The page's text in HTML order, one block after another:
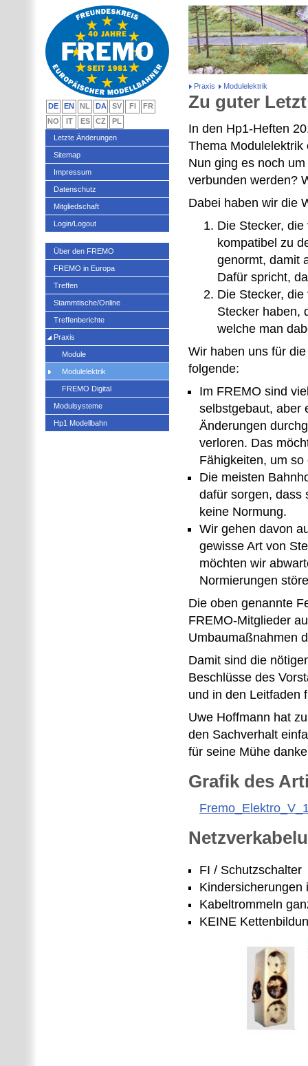
Praxis Modulelektrik
Zu guter Letzt
In den Hp1-Heften
Thema Modulelektrik
Nun ging es noch
verbunden werden?
Dabei haben wir die
Die Stecker,
kompatibel zu
genormt, damit
Dafür spricht,
Die Stecker,
Stecker haben,
welche man
Wir haben uns für
folgende:
Im FREMO sind
selbstgebaut, aber
Änderungen
verloren. Das
Fähigkeiten, um
Die meisten
dafür sorgen, dass
keine Normung.
Wir gehen davon
gewisse Art von
möchten wir
Normierungen
Die oben genannte
FREMO-Mitglieder
Umbaumaßnahmen
Damit sind die
Beschlüsse des
und in den Leitfaden
Uwe Hoffmann hat
den Sachverhalt
für seine Mühe
Grafik des
FI / Schutzschalter
Kindersicherungen
Kabeltrommeln
KEINE
DE EN NL DA SV FI
FR
NO
IT ES CZ
PL
Letzte Änderungen
Sitemap
Impressum
Datenschutz
Mitgliedschaft
Login/Logout
Über den FREMO
FREMO in Europa
Treffen
Stammtische/Online
Treffenberichte
Praxis
Module
Modulelektrik
FREMO Digital
Modulsysteme
Hp1 Modellbahn